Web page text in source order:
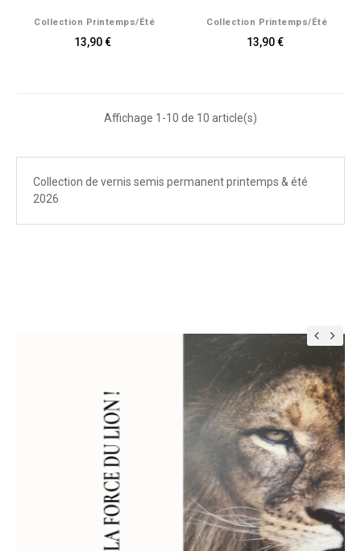
Collection Printemps/été
13,90 €
Collection Printemps/été
13,90 €
Affichage 1-10 de 10 article(s)
Collection de vernis semis permanent printemps & été
2026